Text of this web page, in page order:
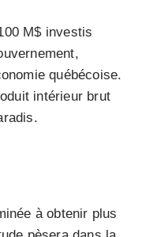
M$ investis
québécoise.
intérieur brut
à obtenir plus